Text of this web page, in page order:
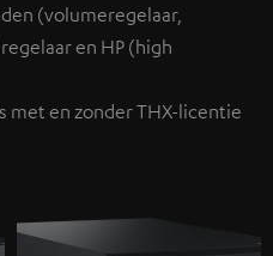
(volumeregelaar,
en HP (high
met en zonder THX-licentie